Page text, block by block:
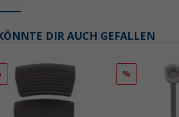
DIR AUCH GEFALLEN
%